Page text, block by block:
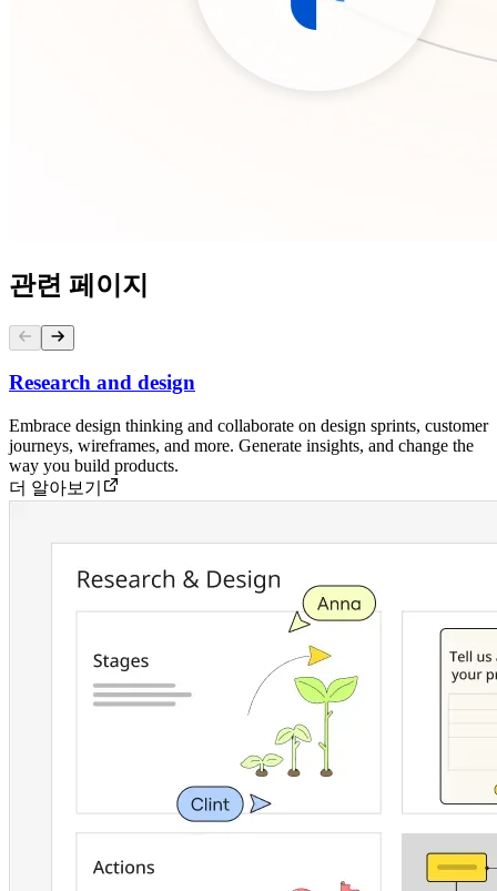
관련 페이지
Research and design
Embrace design thinking and collaborate on design sprints, customer
journeys, wireframes, and more. Generate insights, and change the
way you build products.
더 알아보기